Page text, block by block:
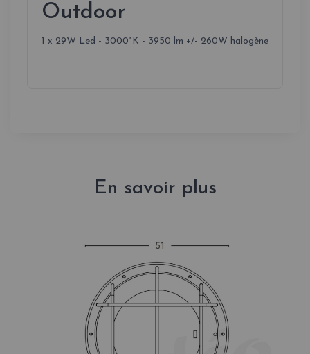
Outdoor
1 x 29W Led - 3000°K - 3950 lm +/- 260W halogène
En savoir plus